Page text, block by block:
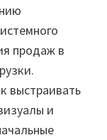
продаж в
выстраивать
и